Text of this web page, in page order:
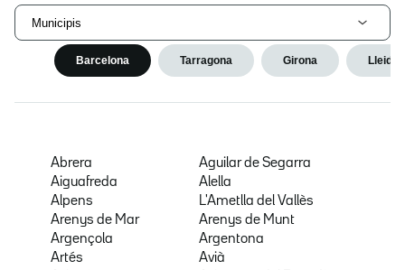
Municipis
Barcelona Tarragona Girona Lleida
Abrera
Aguilar de Segarra
Aiguafreda
Alella
Alpens
L'Ametlla del Vallès
Arenys de Mar
Arenys de Munt
Argençola
Argentona
Artés
Avià